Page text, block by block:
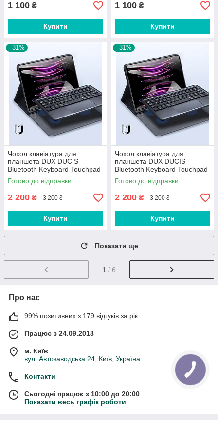
1 100 ₴
Купити
1 100 ₴
Купити
–31%
Чохол клавіатура для
планшета DUX DUCIS
Bluetooth Keyboard Touchpad
для Apple iPad Air 4 / 5 10.9''
2020 2022
Готово до відправки
2 200 ₴ 3 200 ₴
Купити
–31%
Чохол клавіатура для
планшета DUX DUCIS
Bluetooth Keyboard Touchpad
для Apple iPad Pro 11'' 2018
2020 2021 2022 Black
Готово до відправки
2 200 ₴ 3 200 ₴
Купити
Показати ще
1 / 6
Про нас
99% позитивних з 179 відгуків за рік
Працює з 24.09.2018
м. Київ
вул. Автозаводська 24, Київ, Україна
Контакти
Сьогодні працює з 10:00 до 20:00
Показати весь графік роботи